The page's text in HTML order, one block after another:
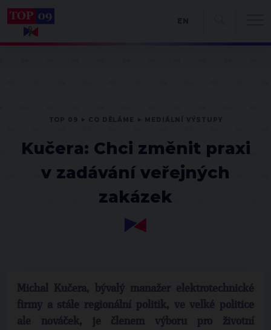
Kučera: Chci změnit praxi
v zadávání veřejných
zakázek
Michal Kučera, bývalý manažer elektrotechnické
firmy a stále regionální politik, ve velké politice
ale nováček, je členem výboru pro životní